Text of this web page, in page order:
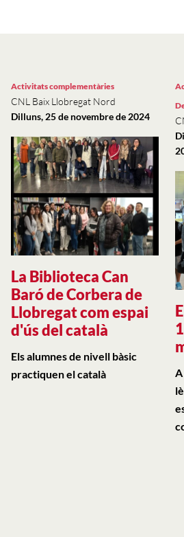
La Biblioteca Can
Baró de Corbera de
Llobregat com espai
d'ús del català
Activitats complementàries
CNL Baix Llobregat Nord
Dilluns, 25 de novembre de 2024
Els alumnes de nivell bàsic
practiquen el català